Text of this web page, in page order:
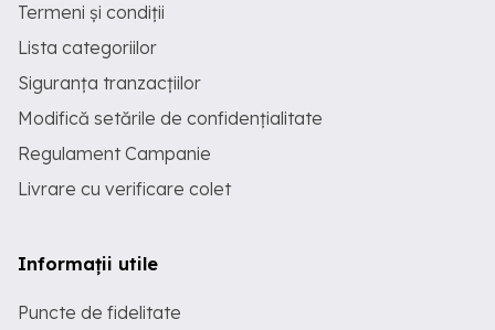
Termeni și condiții
Lista categoriilor
Siguranța tranzacțiilor
Modifică setările de confidențialitate
Regulament Campanie
Livrare cu verificare colet
Informații utile
Puncte de fidelitate